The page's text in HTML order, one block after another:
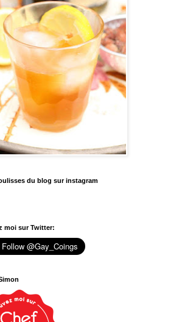
du blog sur instagram
moi sur Twitter: